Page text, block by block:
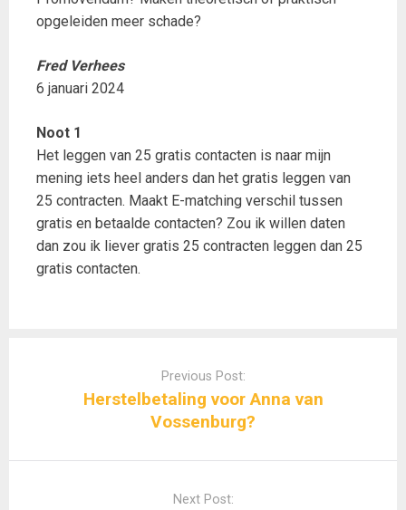
opgeleiden meer schade?
Fred Verhees
6 januari 2024
Noot 1
Het leggen van 25 gratis contacten is naar mijn
mening iets heel anders dan het gratis leggen van
25 contracten. Maakt E-matching verschil tussen
gratis en betaalde contacten? Zou ik willen daten
dan zou ik liever gratis 25 contracten leggen dan 25
gratis contacten.
Previous Post:
Herstelbetaling voor Anna van
Vossenburg?
Next Post: